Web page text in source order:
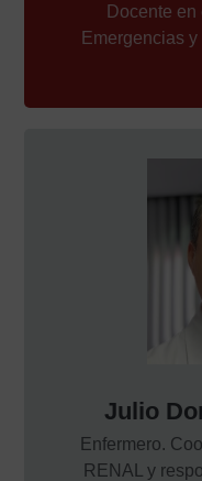
Docente
Emergencias
Julio
Enfermero.
RENAL y